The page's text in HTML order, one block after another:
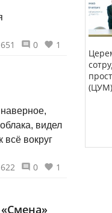
0
1
всё вокруг
0
1
(ЦУМ)